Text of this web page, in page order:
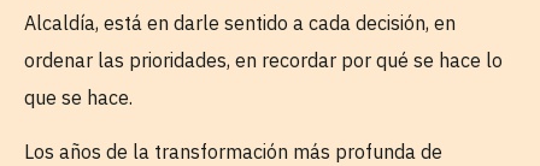
Alcaldía, está en darle sentido a cada decisión, en
ordenar las prioridades, en recordar por qué se hace lo
que se hace.
Los años de la transformación más profunda de